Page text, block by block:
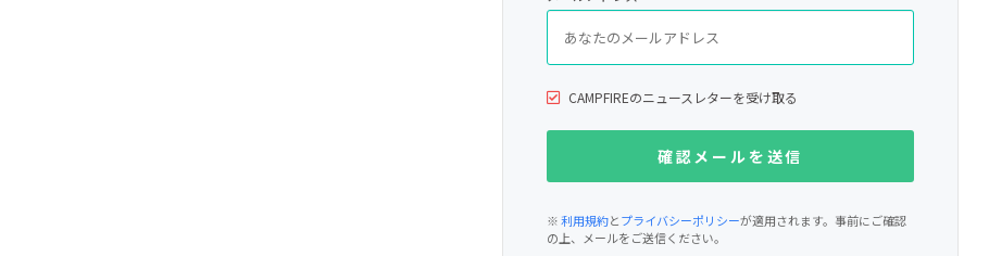
ゲーム・サービス開発
書籍・雑誌出版 アニメ・漫画
ソーシャルグッド ビューティー・ヘルスケア
CAMPFIREのニュースレターを受け取る
※利用規約とプライバシーポリシーが適用されます。事前にご確認
の上、メールをご送信ください。